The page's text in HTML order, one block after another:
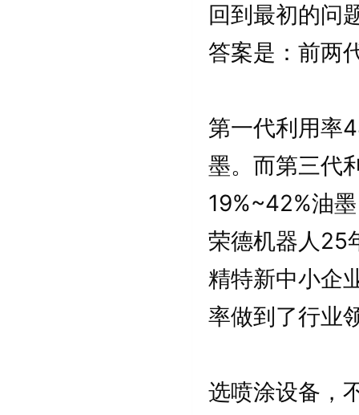
回到最初的问
答案是：前两
第一代利用率
墨。而第三代
19%~42%油
荣德机器人25
精特新中小企
率做到了行业
选喷涂设备，